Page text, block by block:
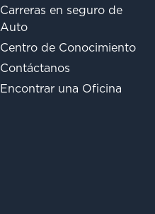
Carreras en seguro de
Auto
Centro de Conocimiento
Contáctanos
Encontrar una Oficina